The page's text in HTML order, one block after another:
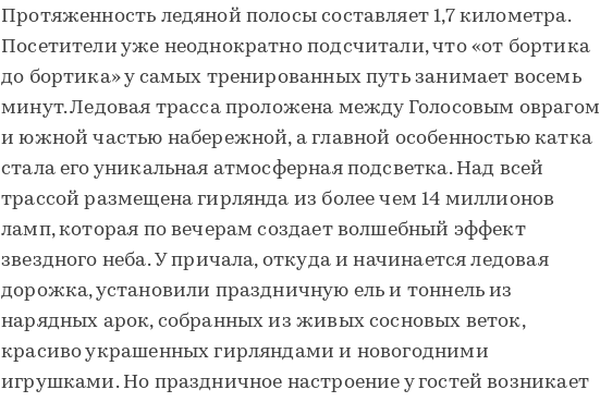
Протяженность ледяной полосы составляет 1,7 километра.
Посетители уже неоднократно подсчитали, что «от бортика
до бортика» у самых тренированных путь занимает восемь
минут. Ледовая трасса проложена между Голосовым оврагом
и южной частью набережной, а главной особенностью катка
стала его уникальная атмосферная подсветка. Над всей
трассой размещена гирлянда из более чем 14 миллионов
ламп, которая по вечерам создает волшебный эффект
звездного неба. У причала, откуда и начинается ледовая
дорожка, установили праздничную ель и тоннель из
нарядных арок, собранных из живых сосновых веток,
красиво украшенных гирляндами и новогодними
игрушками. Но праздничное настроение у гостей возникает